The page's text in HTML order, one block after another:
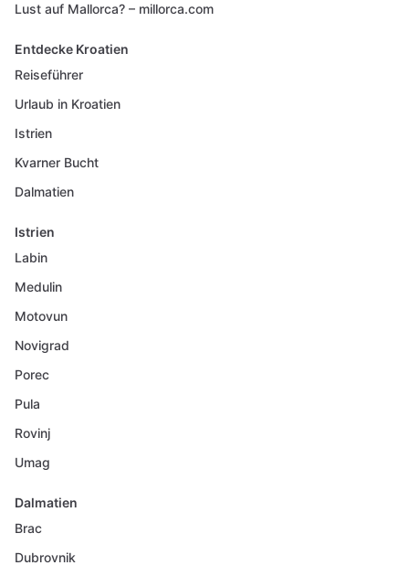
Lust auf Mallorca? – millorca.com
Entdecke Kroatien
Reiseführer
Urlaub in Kroatien
Istrien
Kvarner Bucht
Dalmatien
Istrien
Labin
Medulin
Motovun
Novigrad
Porec
Pula
Rovinj
Umag
Dalmatien
Brac
Dubrovnik